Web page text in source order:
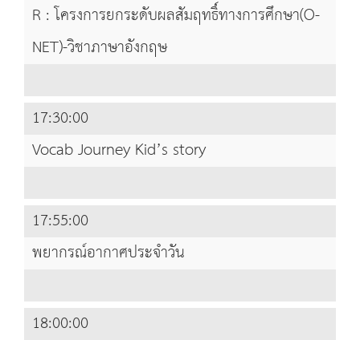
R : โครงการยกระดับผลสัมฤทธิ์ทางการศึกษา(O-
NET)-วิชาภาษาอังกฤษ
17:30:00
Vocab Journey Kid’s story
17:55:00
พยากรณ์อากาศประจำวัน
18:00:00